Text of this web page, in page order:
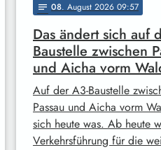
notes 08. August 2026 09:57
Das ändert sich auf
Baustelle zwischen
und Aicha vorm
Auf der A3-Baustelle
Passau und Aicha vorm
sich heute was. Ab heute
Verkehrsführung für die